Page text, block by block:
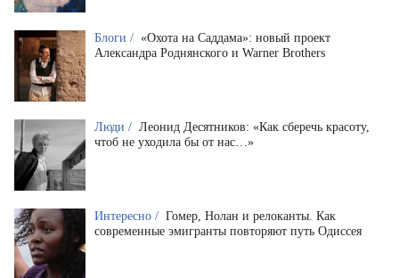
Блоги / «Охота на Саддама»: новый проект
Александра Роднянского и Warner Brothers
Люди / Леонид Десятников: «Как сберечь красоту,
чтоб не уходила бы от нас…»
Интересно / Гомер, Нолан и релоканты. Как
современные эмигранты повторяют путь Одиссея